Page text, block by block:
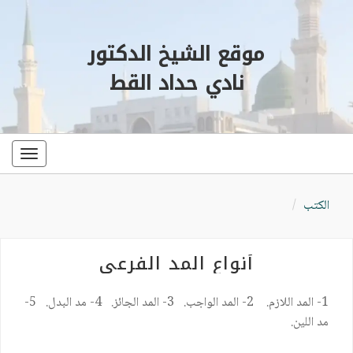
موقع الشيخ الدكتور
نادي حداد القط
الكتب
أنواع المد الفرعي
1- المد اللازم. 2- المد الواجب. 3- المد الجائز. 4- مد البدل. 5-
مد اللين.